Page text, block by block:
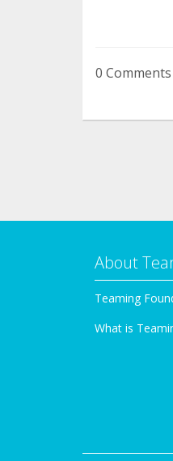
0 Comments
About
Teaming
What is